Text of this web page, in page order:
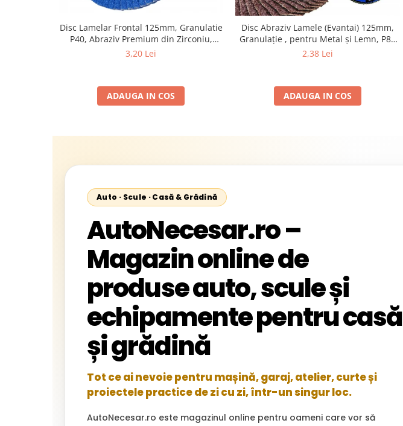
Disc Lamelar Frontal 125mm, Granulatie
P40, Abraziv Premium din Zirconiu,
Prindere 22.23mm, Viteza Maxima 13300
3,20 Lei
ADAUGA IN COS
Disc Abraziv Lamele (Evantai) 125mm,
Granulație , pentru Metal și Lemn, P80
125x22.2mm
2,38 Lei
ADAUGA IN COS
Auto · Scule · Casă & Grădină
AutoNecesar.ro –
Magazin online de
produse auto, scule și
echipamente pentru casă
și grădină
Tot ce ai nevoie pentru mașină, garaj, atelier, curte și
proiectele practice de zi cu zi, într-un singur loc.
AutoNecesar.ro este magazinul online pentru oameni care vor să